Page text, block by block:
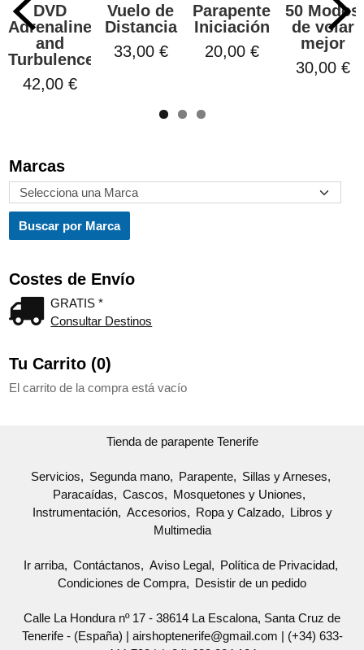
Marcas
Costes de Envío
GRATIS *
Consultar Destinos
Tu Carrito (0)
El carrito de la compra está vacío
DVD
Adrenaline
and
Turbulence
42,00 €
Vuelo de
Distancia
33,00 €
Parapente
Iniciación
20,00 €
50 Modos
de volar
mejor
30,00 €
Tienda de parapente Tenerife
Servicios Segunda mano Parapente
Sillas y Arneses
Paracaídas
Cascos
Mosquetones y Uniones
Instrumentación
Accesorios Ropa y Calzado
Libros y
Multimedia
Ir arriba Contáctanos Aviso Legal
Política de Privacidad
Condiciones de Compra
Desistir de un pedido
Calle La Hondura nº 17 - 38614 La Escalona, Santa Cruz de
Tenerife - (España) | airshoptenerife@gmail.com | (+34) 633-